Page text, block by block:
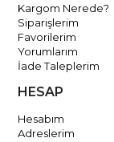
Kargom Nerede?
Siparişlerim
Favorilerim
Yorumlarım
İade Taleplerim
HESAP
Hesabım
Adreslerim